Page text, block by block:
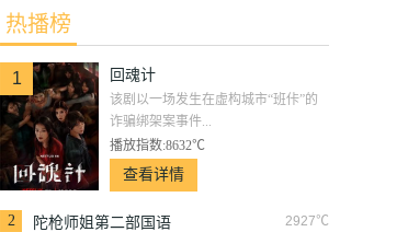
速递
热播榜
1 回魂计
该剧以一场发生在虚构城市“班佧”的
诈骗绑架案事件...
播放指数:8632℃
查看详情
2 2927℃
陀枪师姐第二部国语